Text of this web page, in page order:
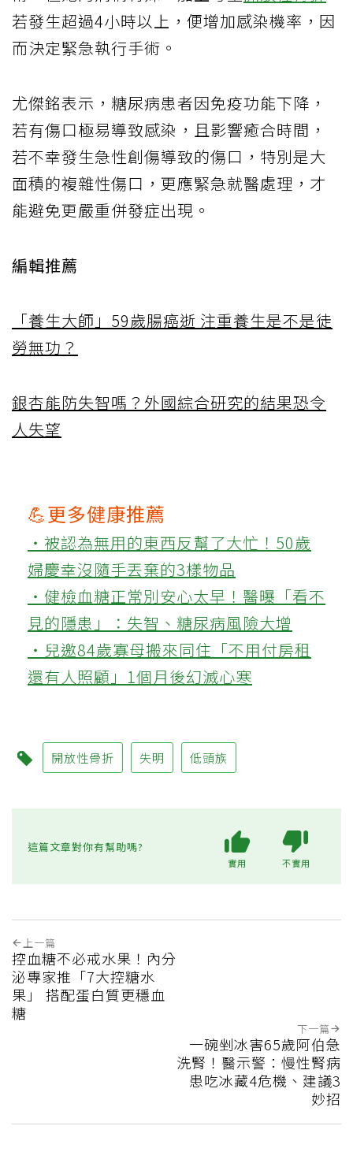
若發生超過4小時以上，便增加感染機率，因
而決定緊急執行手術。
尤傑銘表示，糖尿病患者因免疫功能下降，
若有傷口極易導致感染，且影響癒合時間，
若不幸發生急性創傷導致的傷口，特別是大
面積的複雜性傷口，更應緊急就醫處理，才
能避免更嚴重併發症出現。
編輯推薦
「養生大師」59歲腸癌逝 注重養生是不是徒
勞無功？
銀杏能防失智嗎？外國綜合研究的結果恐令
人失望
💪更多健康推薦
‧被認為無用的東西反幫了大忙！50歲
婦慶幸沒隨手丟棄的3樣物品
‧健檢血糖正常別安心太早！醫曝「看不
見的隱患」：失智、糖尿病風險大增
‧兒邀84歲寡母搬來同住「不用付房租
還有人照顧」1個月後幻滅心寒
開放性骨折 失明 低頭族
這篇文章對你有幫助嗎?
實用 不實用
上一篇
控血糖不必戒水果！內分
泌專家推「7大控糖水
果」 搭配蛋白質更穩血
糖
下一篇
一碗剉冰害65歲阿伯急
洗腎！醫示警：慢性腎病
患吃冰藏4危機、建議3
妙招